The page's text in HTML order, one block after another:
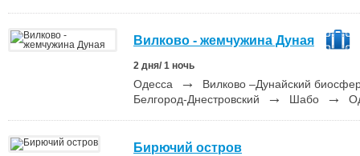
Вилково - жемчужина Дуная
2 дня/ 1 ночь
Одесса →
Вилково –Дунайский
Белгород-Днестровский
→ Шабо →
Бирючий остров